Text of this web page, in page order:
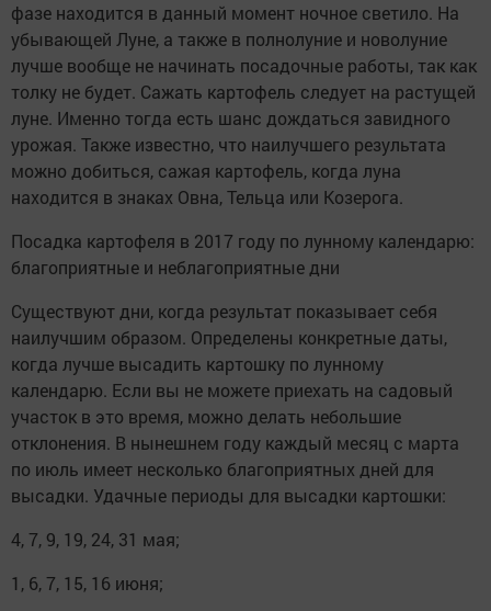
фазе находится в данный момент ночное светило. На
убывающей Луне, а также в полнолуние и новолуние
лучше вообще не начинать посадочные работы, так как
толку не будет. Сажать картофель следует на растущей
луне. Именно тогда есть шанс дождаться завидного
урожая. Также известно, что наилучшего результата
можно добиться, сажая картофель, когда луна
находится в знаках Овна, Тельца или Козерога.
Посадка картофеля в 2017 году по лунному календарю:
благоприятные и неблагоприятные дни
Существуют дни, когда результат показывает себя
наилучшим образом. Определены конкретные даты,
когда лучше высадить картошку по лунному
календарю. Если вы не можете приехать на садовый
участок в это время, можно делать небольшие
отклонения. В нынешнем году каждый месяц с марта
по июль имеет несколько благоприятных дней для
высадки. Удачные периоды для высадки картошки:
4, 7, 9, 19, 24, 31 мая;
1, 6, 7, 15, 16 июня;